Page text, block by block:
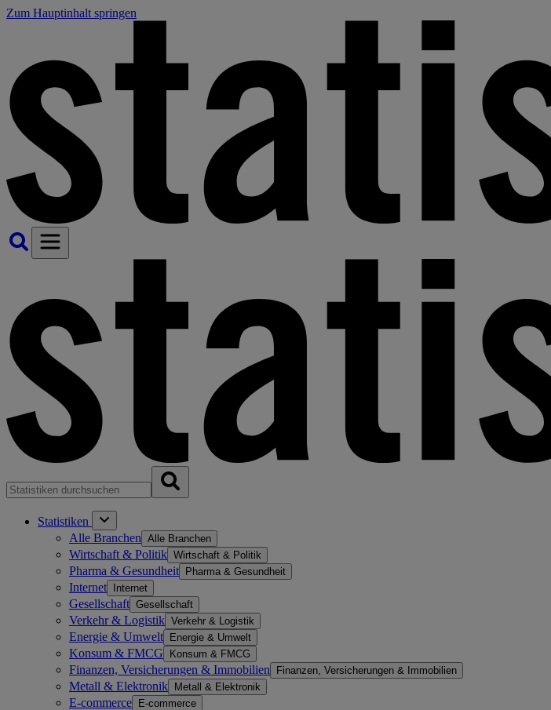
Zum Hauptinhalt springen
Statistiken
Alle Branchen Alle Branchen
Wirtschaft & Politik Wirtschaft & Politik
Pharma & Gesundheit Pharma & Gesundheit
Internet Internet
Gesellschaft Gesellschaft
Verkehr & Logistik Verkehr & Logistik
Energie & Umwelt Energie & Umwelt
Konsum & FMCG Konsum & FMCG
Finanzen, Versicherungen & Immobilien Finanzen, Versicherungen & Immobilien
Metall & Elektronik Metall & Elektronik
E-commerce E-commerce